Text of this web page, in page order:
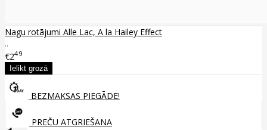
Nagu rotājumi Alle Lac, A la Hailey Effect
..
€249
BEZMAKSAS PIEGĀDE!
PREČU ATGRIEŠANA